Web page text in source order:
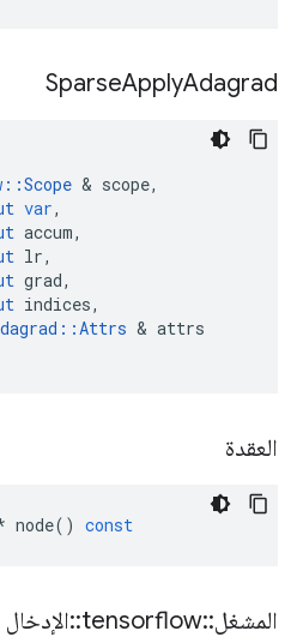
SparseApplyAdagrad
::Scope & scope,
var,
accum,
lr,
grad,
indices,
::Attrs & attrs
العقدة
node() const
المشغل::
tensorflow
::الإدخال